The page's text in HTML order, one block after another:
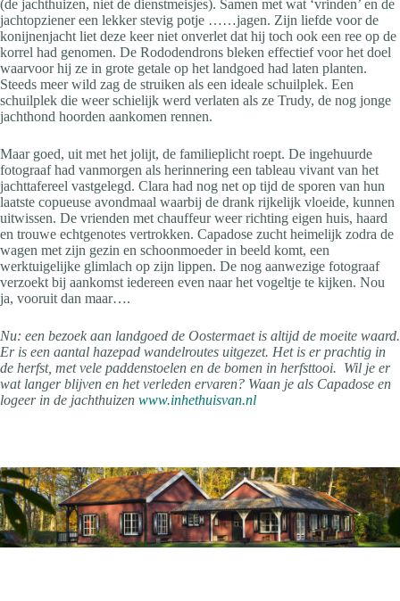
(de jachthuizen, niet de dienstmeisjes). Samen met wat ‘vrinden’ en de
jachtopziener een lekker stevig potje ……jagen. Zijn liefde voor de
konijnenjacht liet deze keer niet onverlet dat hij toch ook een ree op de
korrel had genomen. De Rododendrons bleken effectief voor het doel
waarvoor hij ze in grote getale op het landgoed had laten planten.
Steeds meer wild zag de struiken als een ideale schuilplek. Een
schuilplek die weer schielijk werd verlaten als ze Trudy, de nog jonge
jachthond hoorden aankomen rennen.
Maar goed, uit met het jolijt, de familieplicht roept. De ingehuurde
fotograaf had vanmorgen als herinnering een tableau vivant van het
jachttafereel vastgelegd. Clara had nog net op tijd de sporen van hun
laatste copueuse avondmaal waarbij de drank rijkelijk vloeide, kunnen
uitwissen. De vrienden met chauffeur weer richting eigen huis, haard
en trouwe echtgenotes vertrokken. Capadose zucht heimelijk zodra de
wagen met zijn gezin en schoonmoeder in beeld komt, een
werktuigelijke glimlach op zijn lippen. De nog aanwezige fotograaf
verzoekt bij aankomst iedereen even naar het vogeltje te kijken. Nou
ja, vooruit dan maar….
Nu: een bezoek aan landgoed de Oostermaet is altijd de moeite waard.
Er is een aantal hazepad wandelroutes uitgezet. Het is er prachtig in
de herfst, met vele paddenstoelen en de bomen in herfsttooi. Wil je er
wat langer blijven en het verleden ervaren? Waan je als Capadose en
logeer in de jachthuizen www.inhethuisvan.nl